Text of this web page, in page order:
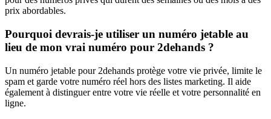
prix abordables.
Pourquoi devrais-je utiliser un numéro jetable au
lieu de mon vrai numéro pour 2dehands ?
Un numéro jetable pour 2dehands protège votre vie privée, limite le
spam et garde votre numéro réel hors des listes marketing. Il aide
également à distinguer entre votre vie réelle et votre personnalité en
ligne.